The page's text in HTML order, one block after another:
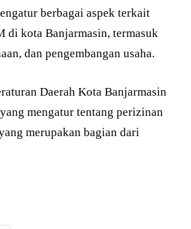
berbagai aspek terkait
di kota Banjarmasin, termasuk
dan pengembangan usaha.
Daerah Kota Banjarmasin
mengatur tentang perizinan
merupakan bagian dari